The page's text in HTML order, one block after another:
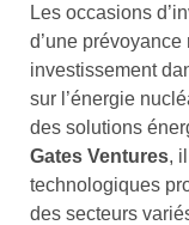
Les occasions
d’une
investissement
sur l’énergie
des solutions
Gates Ventures,
technologiques
des secteurs